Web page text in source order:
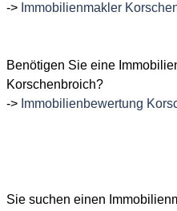
-> Immobilienmakler
Benötigen Sie eine
Korschenbroich?
-> Immobilienbewertung
Sie suchen einen